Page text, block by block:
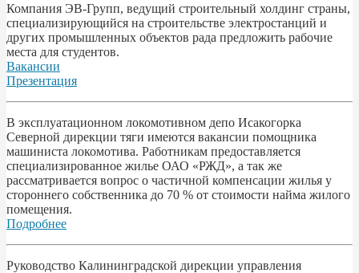
Компания ЭВ-Групп, ведущий строительный холдинг страны,
специализирующийся на строительстве электростанций и
других промышленных объектов рада предложить рабочие
места для студентов.
Вакансии
Презентация
В эксплуатационном локомотивном депо Исакогорка
Северной дирекции тяги имеются вакансии помощника
машиниста локомотива. Работникам предоставляется
специализированное жилье ОАО «РЖД», а так же
рассматривается вопрос о частичной компенсации жилья у
стороннего собственника до 70 % от стоимости найма жилого
помещения.
Подробнее
Pyководство Калининградской дирекции управления